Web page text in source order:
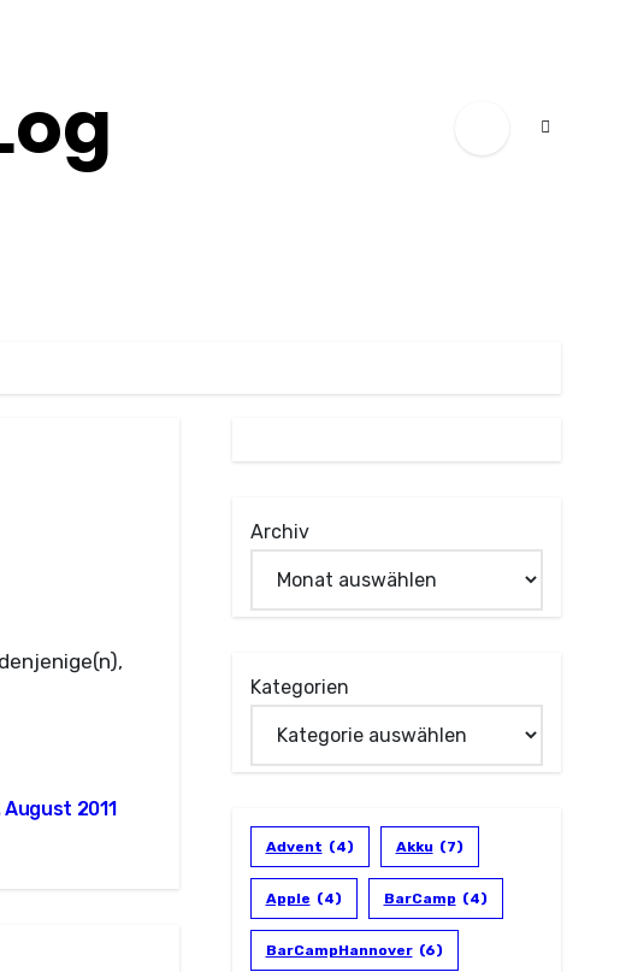
2011
Archiv
Kategorien
Advent (4) Akku (7)
Apple (4) BarCamp (4)
BarCampHannover (6)